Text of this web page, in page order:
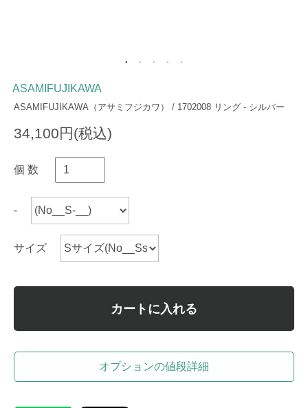
ASAMIFUJIKAWA
ASAMIFUJIKAWA（アサミフジカワ） / 1702008 リング - シルバー
34,100円(税込)
個 数
-
サイズ
カートに入れる
オプションの値段詳細